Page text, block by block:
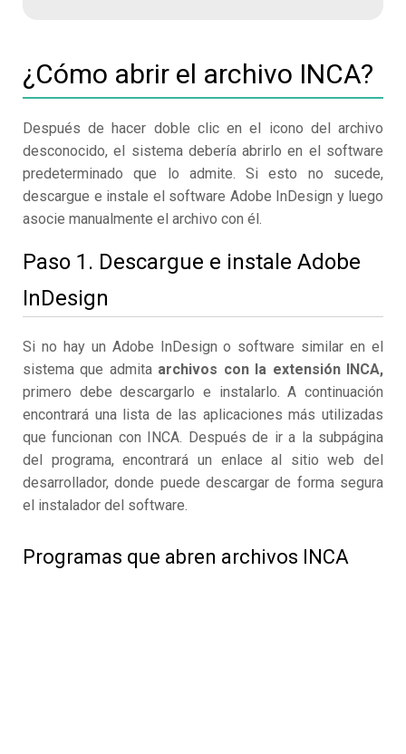
¿Cómo abrir el archivo INCA?
Después de hacer doble clic en el icono del archivo
desconocido, el sistema debería abrirlo en el software
predeterminado que lo admite. Si esto no sucede,
descargue e instale el software Adobe InDesign y luego
asocie manualmente el archivo con él.
Paso 1. Descargue e instale Adobe
InDesign
Si no hay un Adobe InDesign o software similar en el
sistema que admita archivos con la extensión INCA,
primero debe descargarlo e instalarlo. A continuación
encontrará una lista de las aplicaciones más utilizadas
que funcionan con INCA. Después de ir a la subpágina
del programa, encontrará un enlace al sitio web del
desarrollador, donde puede descargar de forma segura
el instalador del software.
Programas que abren archivos INCA